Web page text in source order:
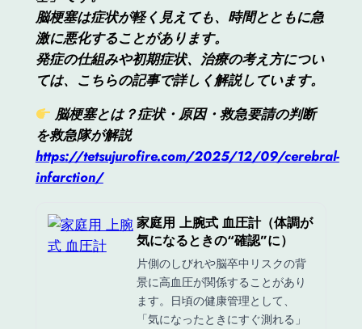
脳梗塞は症状が軽く見えても、時間とともに急
激に悪化することがあります。
発症の仕組みや初期症状、治療の考え方につい
ては、こちらの記事で詳しく解説しています。
脳梗塞とは？症状・原因・救急要請の判断
を救急隊が解説
https://tetsujurofire.com/2025/12/09/cerebral-
infarction/
家庭用 上腕式 血圧計（体調が
気になるときの“確認”に）
片側のしびれや脳卒中リスクの背
景に高血圧が関係することがあり
ます。日頃の健康管理として、
「気になったときにすぐ測れる」